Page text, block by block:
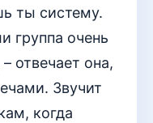
ты систему.
группа очень
отвечает она,
Звучит
когда